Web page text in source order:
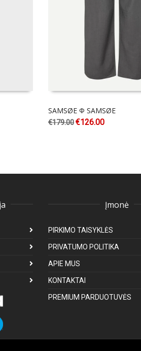
SAMSØE Φ SAMSØE
€179.00€126.00
Įmonė
PIRKIMO TAISYKLĖS
PRIVATUMO POLITIKA
APIE MUS
KONTAKTAI
PREMIUM PARDUOTUVĖS